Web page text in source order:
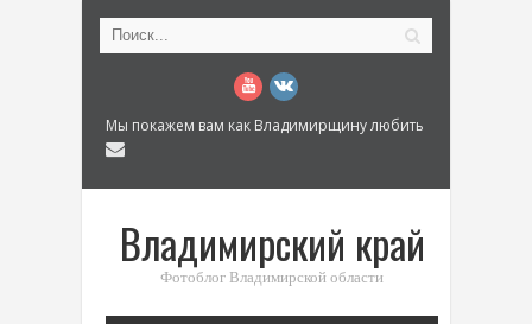
Мы покажем вам как Владимирщину любить
Владимирский край
Фотоблог Владимирской области